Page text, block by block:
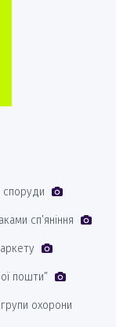
споруди
сп’яніння
пошти”
охорони